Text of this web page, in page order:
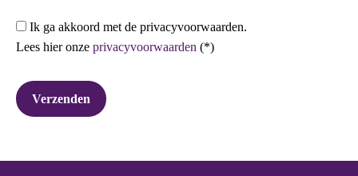
Ik ga akkoord met de privacyvoorwaarden.
Lees hier onze privacyvoorwaarden (*)